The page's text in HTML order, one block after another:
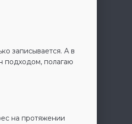
записывается. А в
подходом, полагаю
на протяжении